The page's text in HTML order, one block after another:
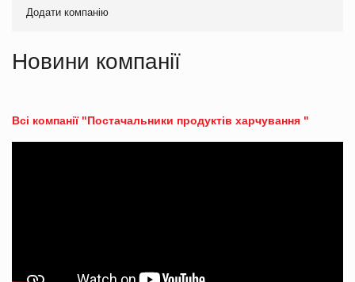
Додати компанію
Новини компанії
Всі компанії "Постачальники продуктів харчування "